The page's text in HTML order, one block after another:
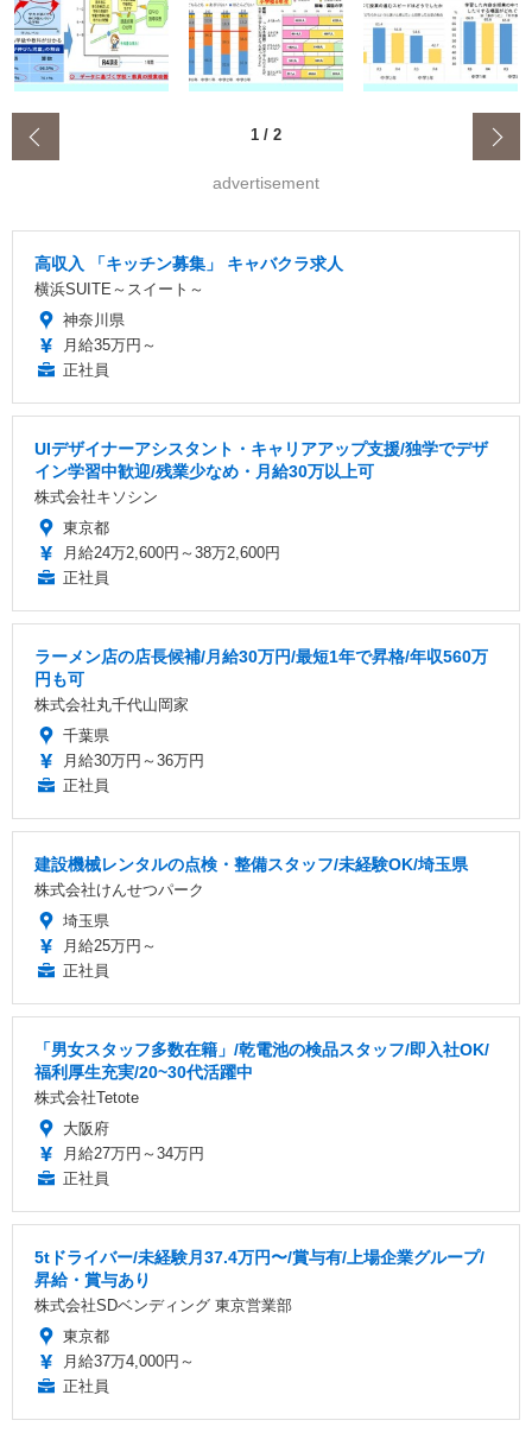
1 / 2
advertisement
高収入 「キッチン募集」 キャバクラ求人
横浜SUITE～スイート～
神奈川県
月給35万円～
正社員
UIデザイナーアシスタント・キャリアアップ支援/独学でデザ
イン学習中歓迎/残業少なめ・月給30万以上可
株式会社キソシン
東京都
月給24万2,600円～38万2,600円
正社員
ラーメン店の店長候補/月給30万円/最短1年で昇格/年収560万
円も可
株式会社丸千代山岡家
千葉県
月給30万円～36万円
正社員
建設機械レンタルの点検・整備スタッフ/未経験OK/埼玉県
株式会社けんせつパーク
埼玉県
月給25万円～
正社員
「男女スタッフ多数在籍」/乾電池の検品スタッフ/即入社OK/
福利厚生充実/20~30代活躍中
株式会社Tetote
大阪府
月給27万円～34万円
正社員
5tドライバー/未経験月37.4万円〜/賞与有/上場企業グループ/
昇給・賞与あり
株式会社SDベンディング 東京営業部
東京都
月給37万4,000円～
正社員